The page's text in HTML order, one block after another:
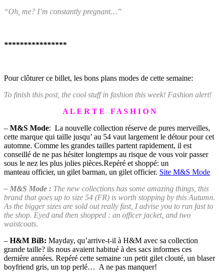
“Oh, me? I’m constantly pregnant…”
****************
Pour clôturer ce billet, les bons plans modes de cette semaine:
To finish this post, the cool stuff in fashion this week! Fashion alert!
A L E R T E F A S H I O N
– M&S Mode: La nouvelle collection réserve de pures merveilles,
cette marque qui taille jusqu’ au 54 vaut largement le détour pour cet
automne. Comme les grandes tailles partent rapidement, il est
conseillé de ne pas hésiter longtemps au risque de vous voir passer
sous le nez les plus jolies pièces.Repéré et shoppé: un
manteau officier, un gilet barman, un gilet officier. Site M&S Mode
– M&S Mode : The new collections has some amazing things, this
brand that goes up to size 54 (FR) is worth stopping by this Autumn.
As the bigger sizes are sold out really fast, I advise you to run fast to
the shop. Eyed and then shopped : an officer jacket, and two
waistcoats.
– H&M BiB: Mayday, qu’arrive-t-il à H&M avec sa collection
grande taille? ils nous avaient habitué à des sacs informes ces
dernière années. Repéré cette semaine :un petit gilet clouté, un blaser
boyfriend gris, un top perlé… A ne pas manquer!